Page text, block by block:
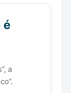
é
a